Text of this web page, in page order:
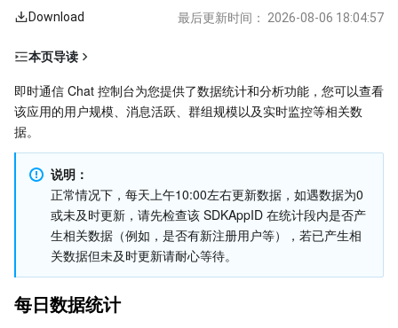
GPU 云服务器
弹性伸缩
自动化助手
全站加速网络
安全加速 SCDN
多网聚合加速（腾讯云聚通）
高性能计算集群
边缘计算机器
容器
服务网格
容器镜像服务
云原生分布式云中心
本地专用集群
边缘可用区
专属可用区
微服务
弹性微服务
API 网关
注册配置治理
Serverless
云函数
基础存储服务
对象存储
存储数据服务
Download 最后更新时间： 2026-08-06 18:04:57
本页导读
用户规模
群组规模
社群下行消息量
云端搜索
文本消息翻译
即时通信 Chat 控制台为您提供了数据统计和分析功能，您可以查看
该应用的用户规模、消息活跃、群组规模以及实时监控等相关数
据。
说明：
正常情况下，每天上午10:00左右更新数据，如遇数据为0
或未及时更新，请先检查该 SDKAppID 在统计段内是否产
生相关数据（例如，是否有新注册用户等），若已产生相
关数据但未及时更新请耐心等待。
每日数据统计